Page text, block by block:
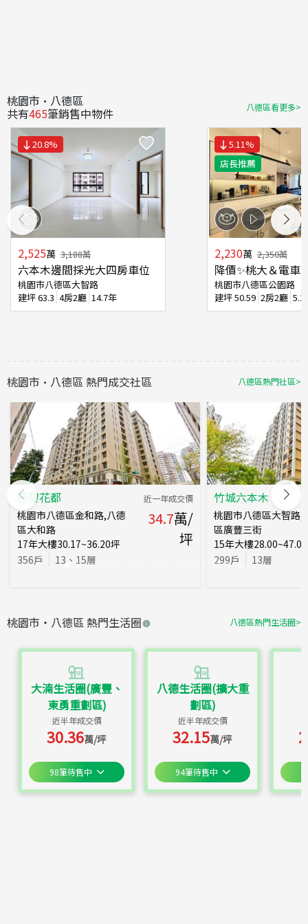
桃園市·八德區
共有465筆銷售中物件 八德區看更多>
20.8%
2,525萬 3,188萬
六本木邊間採光大四房車位
桃園市八德區大智路
建坪63.3 4房2廳 14.7年
5.11%
店長推薦
2,230萬 2,350萬
降價✨桃大＆電車
桃園市八德區公園路
建坪50.59 2房2廳 5.1
桃園市 · 八德區 熱門成交社區 八德區熱門社區>
巴黎花都 近一年成交價
桃園市八德區金和路,八德
區大和路
17年大樓30.17~36.20坪
356戶 13、15層
34.7萬/
坪
竹城六本木
桃園市八德區大智路,
區廣豐三街
15年大樓28.00~47.00
299戶 13層
桃園市 ・ 八德區 熱門生活圈 八德區熱門生活圈>
大湳生活圈(廣豐、
東勇重劃區)
近半年成交價
30.36萬/坪
98筆待售中
八德生活圈(擴大重
劃區)
近半年成交價
32.15萬/坪
94筆待售中